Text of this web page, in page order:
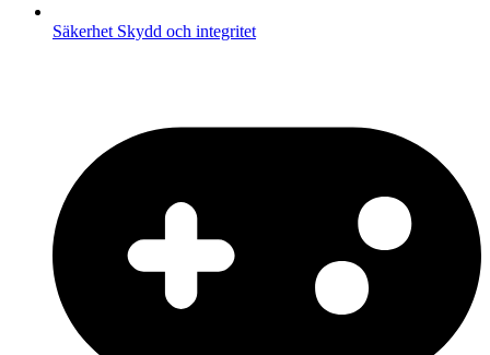
Säkerhet Skydd och integritet